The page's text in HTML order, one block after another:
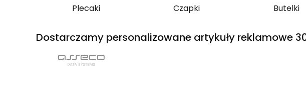
Plecaki Czapki Butelki
Dostarczamy personalizowane artykuły reklamowe